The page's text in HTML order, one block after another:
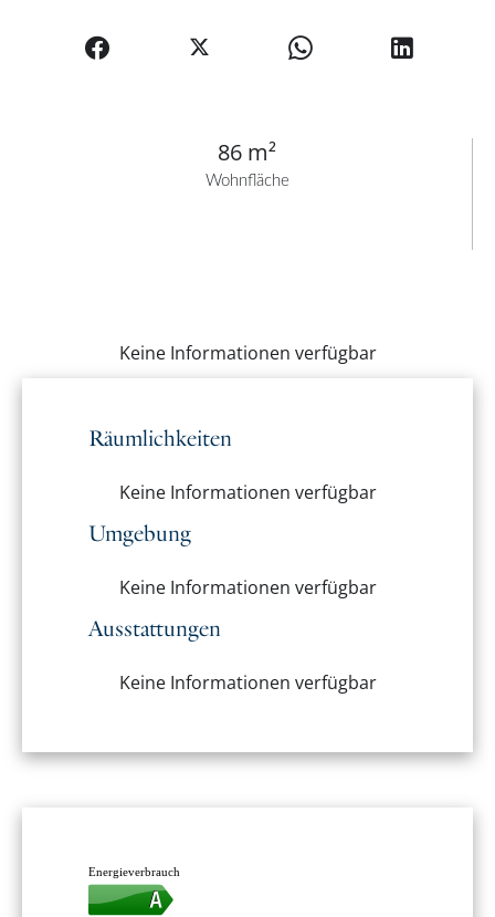
Wohnfläche
86 m²
Keine Informationen verfügbar
Räumlichkeiten
Keine Informationen verfügbar
Umgebung
Keine Informationen verfügbar
Ausstattungen
Keine Informationen verfügbar
Energieverbrauch